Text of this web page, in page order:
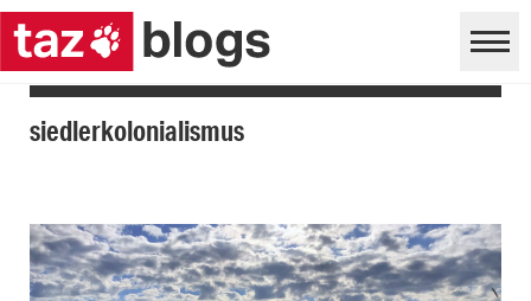
siedlerkolonialismus